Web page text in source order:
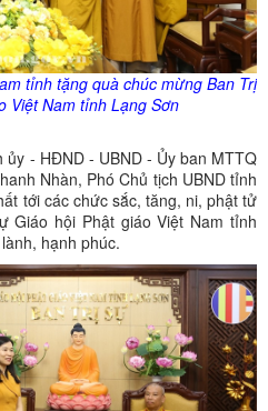
tỉnh tặng quà chúc mừng Ban Trị
Việt Nam tỉnh Lạng Sơn
- HĐND - UBND - Ủy ban MTTQ
Nhàn, Phó Chủ tịch UBND tỉnh
tới các chức sắc, tăng, ni, phật tử
Giáo hội Phật giáo Việt Nam tỉnh
hạnh phúc.